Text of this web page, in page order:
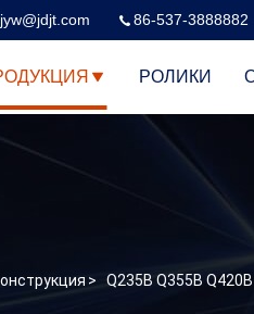
86-537-3888882
РОЛИКИ
> Q235B Q355B